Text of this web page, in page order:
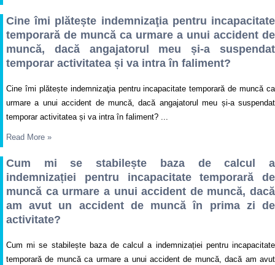
Cine îmi plătește indemnizaţia pentru incapacitate
temporară de muncă ca urmare a unui accident de
muncă, dacă angajatorul meu și-a suspendat
temporar activitatea și va intra în faliment?
Cine îmi plătește indemnizaţia pentru incapacitate temporară de muncă ca
urmare a unui accident de muncă, dacă angajatorul meu și-a suspendat
temporar activitatea și va intra în faliment? ...
Read More »
Cum mi se stabilește baza de calcul a
indemnizației pentru incapacitate temporară de
muncă ca urmare a unui accident de muncă, dacă
am avut un accident de muncă în prima zi de
activitate?
Cum mi se stabilește baza de calcul a indemnizației pentru incapacitate
temporară de muncă ca urmare a unui accident de muncă, dacă am avut